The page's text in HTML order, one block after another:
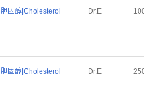
胆固醇|Cholesterol Dr.E
胆固醇|Cholesterol Dr.E